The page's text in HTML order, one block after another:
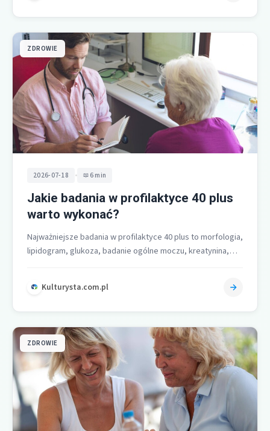
ZDROWIE
2026-07-18 • 6 min
Jakie badania w profilaktyce 40 plus
warto wykonać?
Najważniejsze badania w profilaktyce 40 plus to morfologia,
lipidogram, glukoza, badanie ogólne moczu, kreatynina,
Kulturysta.com.pl
ZDROWIE